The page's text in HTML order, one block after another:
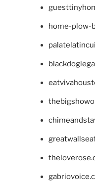
home-plow-